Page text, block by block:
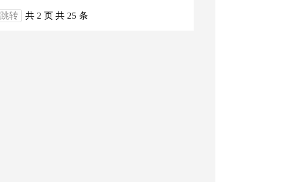
跳转 共 2 页 共 25 条